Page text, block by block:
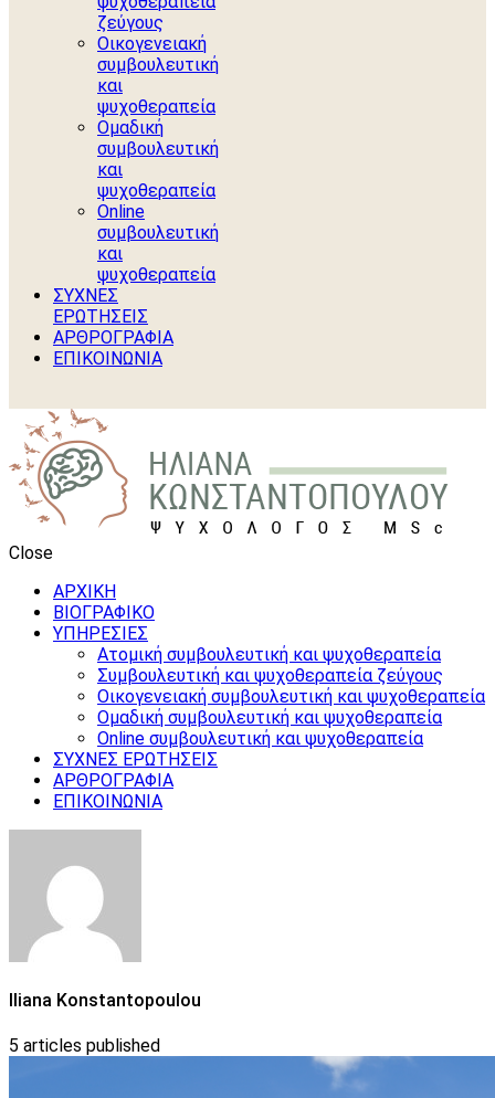
ζεύγους
Οικογενειακή
συμβουλευτική
και
ψυχοθεραπεία
Ομαδική
συμβουλευτική
και
ψυχοθεραπεία
Online
συμβουλευτική
και
ψυχοθεραπεία
ΣΥΧΝΕΣ
ΕΡΩΤΗΣΕΙΣ
ΑΡΘΡΟΓΡΑΦΙΑ
ΕΠΙΚΟΙΝΩΝΙΑ
Close
ΑΡΧΙΚΗ
ΒΙΟΓΡΑΦΙΚΟ
ΥΠΗΡΕΣΙΕΣ
Ατομική συμβουλευτική και ψυχοθεραπεία
Συμβουλευτική και ψυχοθεραπεία ζεύγους
Οικογενειακή συμβουλευτική και ψυχοθεραπεία
Ομαδική συμβουλευτική και ψυχοθεραπεία
Online συμβουλευτική και ψυχοθεραπεία
ΣΥΧΝΕΣ ΕΡΩΤΗΣΕΙΣ
ΑΡΘΡΟΓΡΑΦΙΑ
ΕΠΙΚΟΙΝΩΝΙΑ
Iliana Konstantopoulou
5 articles published